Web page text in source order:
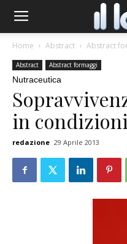
Home Abstract Abstract
Abstract Abstract formaggi
Nutraceutica
in
redazione 29 Aprile 2013